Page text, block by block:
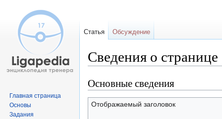
Сведения о
Перейти
к
навигации
Перейти
к
поиску
Основные сведения
Отображаемый заголовок
Статья Обсуждение
Главная страница
Основы
Задания